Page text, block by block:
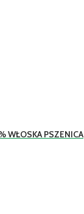
WŁOSKA PSZENICA